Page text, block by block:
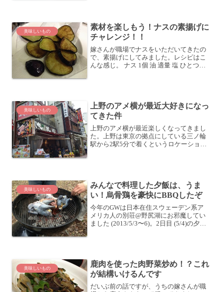
チゲレ...
美味しいもの
素材を楽しもう！ナスの素揚げに
チャレンジ！！
嫁さんが職場でナスをいただいてきたの
で、素揚げにしてみました。レシピはこ
んな感じ。 ナス 1個 油 適量 塩 ひとつま
美味しいもの
上野のアメ横が最近大好きになっ
てきた件
上野のアメ横が最近楽しくなってきまし
た。上野は東京の拠点にしている三ノ輪
駅から2駅5分で着くというロケーション
美味しいもの
みんなで料理した夕飯は、うま
い！烏骨鶏を豪快にBBQしたぞ
今年のGWは日本在住スウェーデン系ア
メリカ人の別荘@野尻湖にお邪魔してい
ました (2013/5/3〜6)。2日目 (5/4)の夕飯
美味しいもの
鹿肉を使った肉野菜炒め！？これ
が結構いけるんです
だいぶ前の話ですが、うちの嫁さんが職